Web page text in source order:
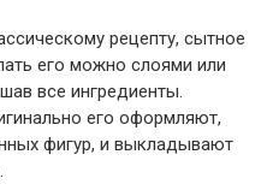
рецепту, сытное
его можно слоями или
все ингредиенты.
его оформляют,
фигур, и выкладывают